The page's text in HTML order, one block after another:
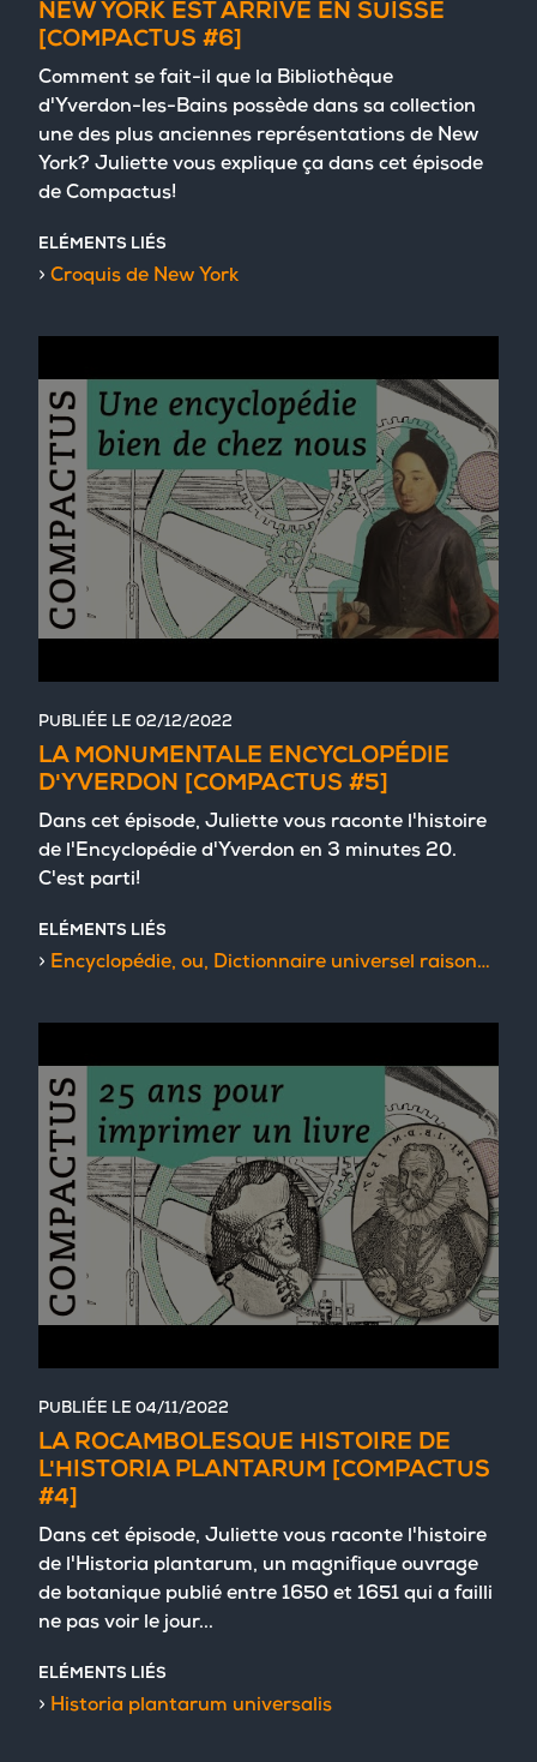
NEW YORK EST ARRIVÉ EN SUISSE
[COMPACTUS #6]
Comment se fait-il que la Bibliothèque
d'Yverdon-les-Bains possède dans sa collection
une des plus anciennes représentations de New
York? Juliette vous explique ça dans cet épisode
de Compactus!
ELÉMENTS LIÉS
Croquis de New York
PUBLIÉE LE 02/12/2022
LA MONUMENTALE ENCYCLOPÉDIE
D'YVERDON [COMPACTUS #5]
Dans cet épisode, Juliette vous raconte l'histoire
de l'Encyclopédie d'Yverdon en 3 minutes 20.
C'est parti!
ELÉMENTS LIÉS
Encyclopédie, ou, Dictionnaire universel raisonné des connoissances humaines / mis en ordre par M. De Félice
PUBLIÉE LE 04/11/2022
LA ROCAMBOLESQUE HISTOIRE DE
L'HISTORIA PLANTARUM [COMPACTUS
#4]
Dans cet épisode, Juliette vous raconte l'histoire
de l'Historia plantarum, un magnifique ouvrage
de botanique publié entre 1650 et 1651 qui a failli
ne pas voir le jour...
ELÉMENTS LIÉS
Historia plantarum universalis